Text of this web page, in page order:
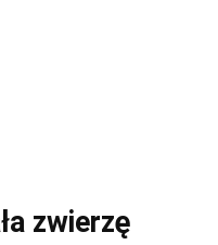
zwierzę